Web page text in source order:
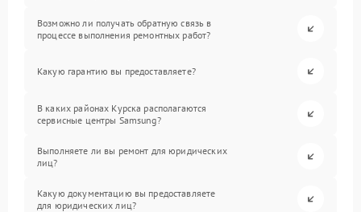
Возможно ли получать обратную связь в
процессе выполнения ремонтных работ?
Какую гарантию вы предоставляете?
В каких районах Курска располагаются
сервисные центры Samsung?
Выполняете ли вы ремонт для юридических
лиц?
Какую документацию вы предоставляете
для юридических лиц?